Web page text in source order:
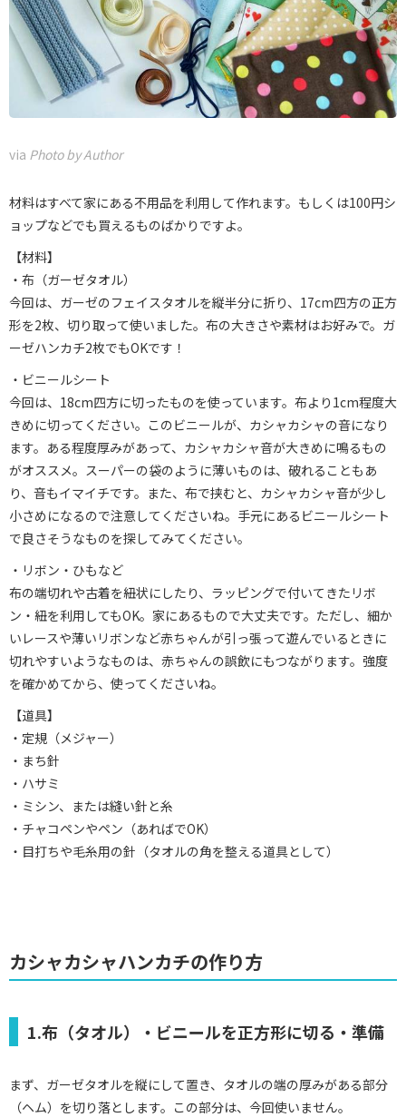
via Photo by Author
材料はすべて家にある不用品を利用して作れます。もしくは100円シ
ョップなどでも買えるものばかりですよ。
【材料】
・布（ガーゼタオル）
今回は、ガーゼのフェイスタオルを縦半分に折り、17cm四方の正方
形を2枚、切り取って使いました。布の大きさや素材はお好みで。ガ
ーゼハンカチ2枚でもOKです！
・ビニールシート
今回は、18cm四方に切ったものを使っています。布より1cm程度大
きめに切ってください。このビニールが、カシャカシャの音になり
ます。ある程度厚みがあって、カシャカシャ音が大きめに鳴るもの
がオススメ。スーパーの袋のように薄いものは、破れることもあ
り、音もイマイチです。また、布で挟むと、カシャカシャ音が少し
小さめになるので注意してくださいね。手元にあるビニールシート
で良さそうなものを探してみてください。
・リボン・ひもなど
布の端切れや古着を紐状にしたり、ラッピングで付いてきたリボ
ン・紐を利用してもOK。家にあるもので大丈夫です。ただし、細か
いレースや薄いリボンなど赤ちゃんが引っ張って遊んでいるときに
切れやすいようなものは、赤ちゃんの誤飲にもつながります。強度
を確かめてから、使ってくださいね。
【道具】
・定規（メジャー）
・まち針
・ハサミ
・ミシン、または縫い針と糸
・チャコペンやペン（あればでOK）
・目打ちや毛糸用の針（タオルの角を整える道具として）
カシャカシャハンカチの作り方
1.布（タオル）・ビニールを正方形に切る・準備
まず、ガーゼタオルを縦にして置き、タオルの端の厚みがある部分
（ヘム）を切り落とします。この部分は、今回使いません。